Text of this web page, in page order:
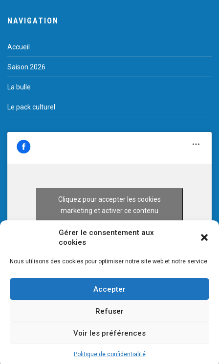
Gérer le consentement aux
cookies
Nous utilisons des cookies pour optimiser notre site web et notre service.
Accepter
Refuser
Voir les préférences
Politique de confidentialité
NAVIGATION
Accueil
Saison 2026
La bulle
Le pack culturel
Cliquez pour accepter les cookies
marketing et activer ce contenu
© 2026 CULTURE 70 -Mentions légales-